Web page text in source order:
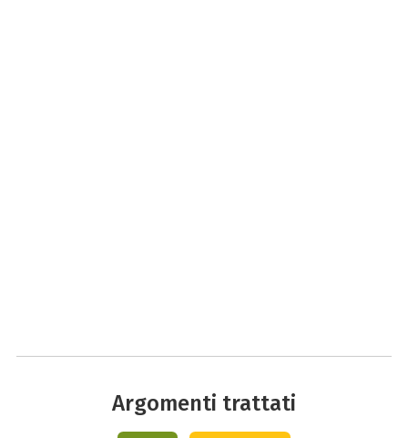
Argomenti trattati